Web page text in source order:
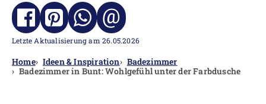
@
Letzte Aktualisierung am 26.05.2026
Home Ideen & Inspiration
Badezimmer
Badezimmer in Bunt: Wohlgefühl unter der Farbdusche